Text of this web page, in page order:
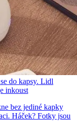
do kapsy. Lidl
inkoust
bez jediné kapky
Háček? Fotky jsou